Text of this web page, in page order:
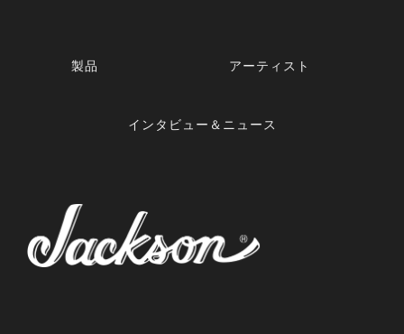
製品 アーティスト
インタビュー＆ニュース